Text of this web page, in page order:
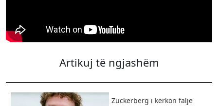
Artikuj të ngjashëm
Zuckerberg i kërkon falje